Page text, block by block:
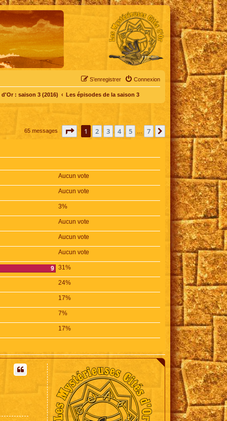
Connexion
S’enregistrer
: saison 3 (2016) Les épisodes de la saison 3
65 messages Page sur7
1 2 3 4 5 7 Suivante
Aucun vote
Aucun vote
3%
Aucun vote
Aucun vote
Aucun vote
9 31%
24%
17%
7%
17%